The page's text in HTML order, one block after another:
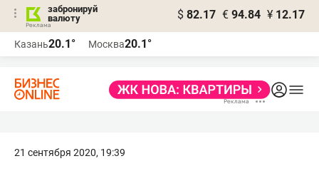
забронируй
валюту
$ 82.17 € 94.84 ¥ 12.17
Казань20.1° Москва20.1°
21 сентября 2020, 19:39